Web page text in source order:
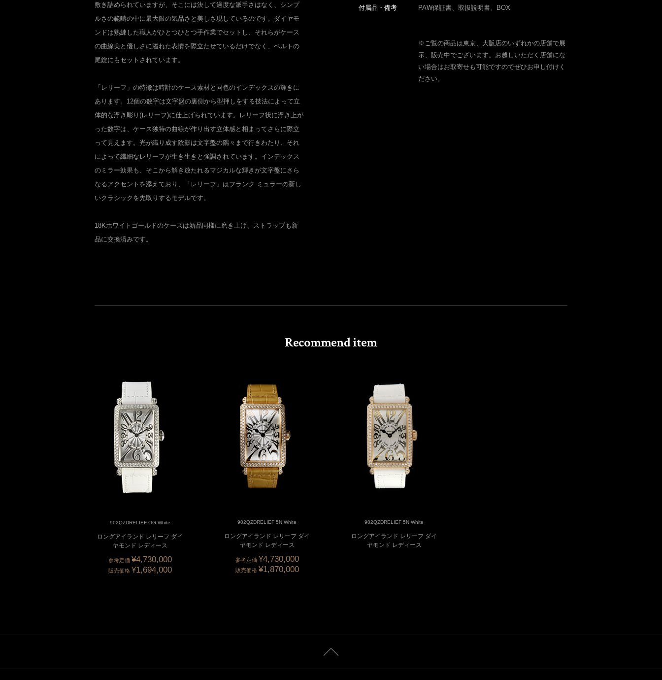
敷き詰められていますが、そこには決して過度な派手さはなく、シンプ
ルさの範疇の中に最大限の気品さと美しさ現しているのです。ダイヤモ
ンドは熟練した職人がひとつひとつ手作業でセットし、それらがケース
の曲線美と優しさに溢れた表情を際立たせているだけでなく、ベルトの
尾錠にもセットされています。
「レリーフ」の特徴は時計のケース素材と同色のインデックスの輝きに
あります。12個の数字は文字盤の裏側から型押しをする技法によって立
体的な浮き彫り(レリーフ)に仕上げられています。レリーフ状に浮き上が
った数字は、ケース独特の曲線が作り出す立体感と相まってさらに際立
って見えます。光が織り成す陰影は文字盤の隅々まで行きわたり、それ
によって繊細なレリーフが生き生きと強調されています。インデックス
のミラー効果も、そこから解き放たれるマジカルな輝きが文字盤にさら
なるアクセントを添えており、「レリーフ」はフランク ミュラーの新し
いクラシックを先取りするモデルです。
18Kホワイトゴールドのケースは新品同様に磨き上げ、ストラップも新
品に交換済みです。
付属品・備考 PAW保証書、取扱説明書、BOX
※ご覧の商品は東京、大阪店のいずれかの店舗で展
示、販売中でございます。お越しいただく店舗にな
い場合はお取寄せも可能ですのでぜひお申し付けく
ださい。
902QZDRELIEF OG White
ロングアイランド レリーフ ダイ
ヤモンド レディース
参考定価 ¥4,730,000
販売価格 ¥1,694,000
902QZDRELIEF 5N White
ロングアイランド レリーフ ダイ
ヤモンド レディース
参考定価 ¥4,730,000
販売価格 ¥1,870,000
902QZDRELIEF 5N White
ロングアイランド レリーフ ダイ
ヤモンド レディース